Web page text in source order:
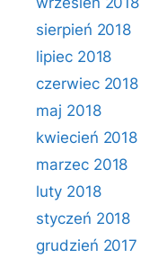
sierpień 2018
lipiec 2018
czerwiec 2018
maj 2018
kwiecień 2018
marzec 2018
luty 2018
styczeń 2018
grudzień 2017